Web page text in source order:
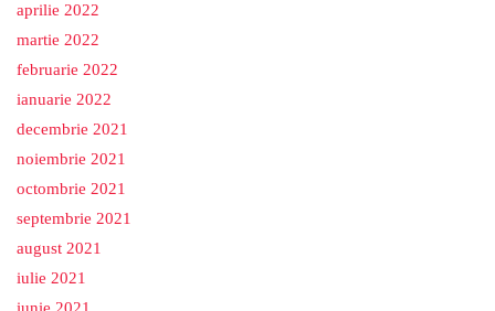
aprilie 2022
martie 2022
februarie 2022
ianuarie 2022
decembrie 2021
noiembrie 2021
octombrie 2021
septembrie 2021
august 2021
iulie 2021